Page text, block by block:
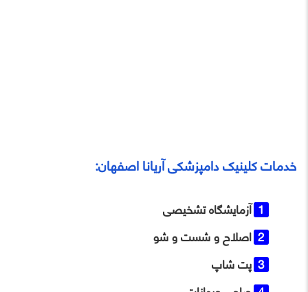
خدمات کلینیک دامپزشکی آریانا اصفهان:
آزمایشگاه تشخیصی
اصلاح و شست و شو
پت شاپ